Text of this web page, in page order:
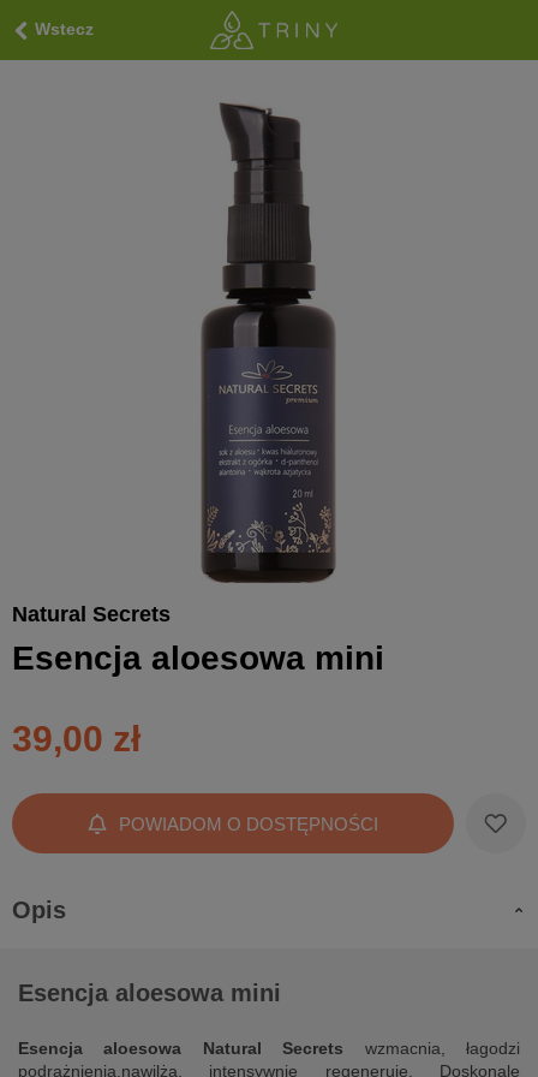
Wstecz
Natural Secrets
Esencja aloesowa mini
39,00 zł
POWIADOM O DOSTĘPNOŚCI
Opis
Esencja aloesowa mini
Esencja aloesowa Natural Secrets wzmacnia, łagodzi
podrażnienia,nawilża, intensywnie regeneruje. Doskonale